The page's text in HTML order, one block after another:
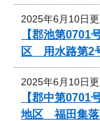
2025年6月10日
【郡池第
区 用水路第2
2025年6月10日
【郡中第
地区 福田集落